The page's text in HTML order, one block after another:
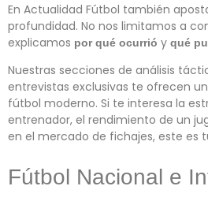
En Actualidad Fútbol también
profundidad. No nos limitamos a
explicamos por qué ocurrió y qué
Nuestras secciones de análisis
entrevistas exclusivas te ofrecen
fútbol moderno. Si te interesa la
entrenador, el rendimiento de un
en el mercado de fichajes, este es
Fútbol Nacional e